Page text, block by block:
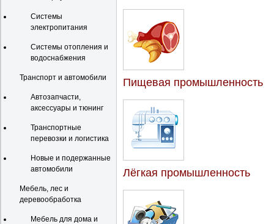
Системы
электропитания
Системы отопления и
водоснабжения
Транспорт и автомобили
Автозапчасти,
аксессуары и тюнинг
Транспортные
перевозки и логистика
Новые и подержанные
автомобили
Мебель, лес и
деревообработка
Мебель для дома и
Пищевая промышленность
Лёгкая промышленность